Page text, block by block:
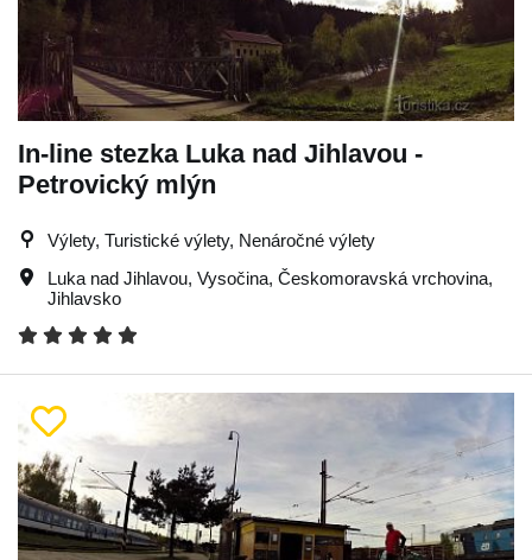
In-line stezka Luka nad Jihlavou -
Petrovický mlýn
Výlety, Turistické výlety, Nenáročné výlety
Luka nad Jihlavou, Vysočina, Českomoravská vrchovina,
Jihlavsko